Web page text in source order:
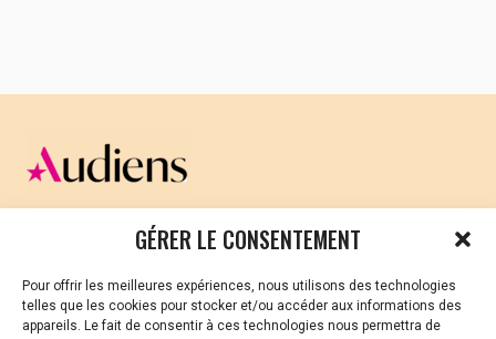
GÉRER LE CONSENTEMENT
Pour offrir les meilleures expériences, nous utilisons des technologies
telles que les cookies pour stocker et/ou accéder aux informations des
appareils. Le fait de consentir à ces technologies nous permettra de
CELLULE D’ÉCOUTE ET DE SOUTIEN PSYCHOLOGIQUE ET
Vous avez été témoin ou vous êtes victime de VSS ? Ou
vous êtes référent·es harcèlement en besoin de soutien